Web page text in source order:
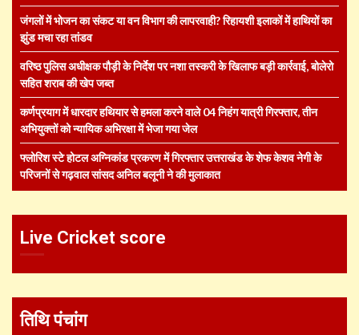
जंगलों में भोजन का संकट या वन विभाग की लापरवाही? रिहायशी इलाकों में हाथियों का
झुंड मचा रहा तांडव
वरिष्ठ पुलिस अधीक्षक पौड़ी के निर्देश पर नशा तस्करी के खिलाफ बड़ी कार्रवाई, बोलेरो
सहित शराब की खेप जब्त
कर्णप्रयाग में धारदार हथियार से हमला करने वाले 04 निहंग यात्री गिरफ्तार, तीन
अभियुक्तों को न्यायिक अभिरक्षा में भेजा गया जेल
फ्लोरिश स्टे होटल अग्निकांड प्रकरण में गिरफ्तार उत्तराखंड के शेफ केशव नेगी के
परिजनों से गढ़वाल सांसद अनिल बलूनी ने की मुलाकात
Live Cricket score
तिथि पंचांग